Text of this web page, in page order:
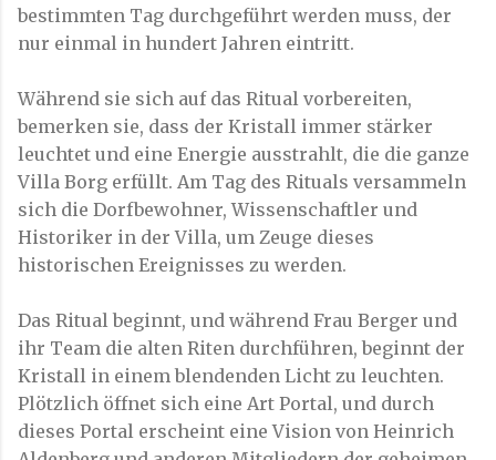
bestimmten Tag durchgeführt werden muss, der
nur einmal in hundert Jahren eintritt.
Während sie sich auf das Ritual vorbereiten,
bemerken sie, dass der Kristall immer stärker
leuchtet und eine Energie ausstrahlt, die die ganze
Villa Borg erfüllt. Am Tag des Rituals versammeln
sich die Dorfbewohner, Wissenschaftler und
Historiker in der Villa, um Zeuge dieses
historischen Ereignisses zu werden.
Das Ritual beginnt, und während Frau Berger und
ihr Team die alten Riten durchführen, beginnt der
Kristall in einem blendenden Licht zu leuchten.
Plötzlich öffnet sich eine Art Portal, und durch
dieses Portal erscheint eine Vision von Heinrich